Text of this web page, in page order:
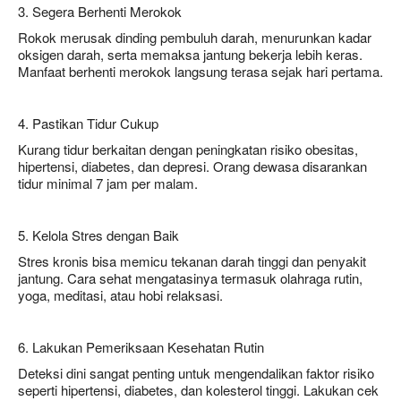
3. Segera Berhenti Merokok
Rokok merusak dinding pembuluh darah, menurunkan kadar
oksigen darah, serta memaksa jantung bekerja lebih keras.
Manfaat berhenti merokok langsung terasa sejak hari pertama.
4. Pastikan Tidur Cukup
Kurang tidur berkaitan dengan peningkatan risiko obesitas,
hipertensi, diabetes, dan depresi. Orang dewasa disarankan
tidur minimal 7 jam per malam.
5. Kelola Stres dengan Baik
Stres kronis bisa memicu tekanan darah tinggi dan penyakit
jantung. Cara sehat mengatasinya termasuk olahraga rutin,
yoga, meditasi, atau hobi relaksasi.
6. Lakukan Pemeriksaan Kesehatan Rutin
Deteksi dini sangat penting untuk mengendalikan faktor risiko
seperti hipertensi, diabetes, dan kolesterol tinggi. Lakukan cek